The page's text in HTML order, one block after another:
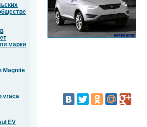
марки
Magnite
vraca
EV